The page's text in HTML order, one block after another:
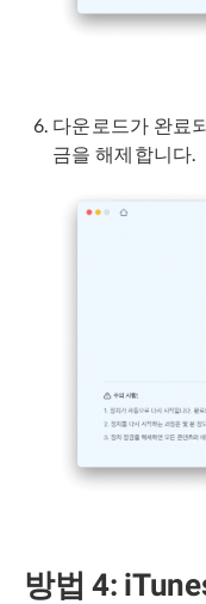
다운로드가 완료
금을 해제합니다.
방법 4: